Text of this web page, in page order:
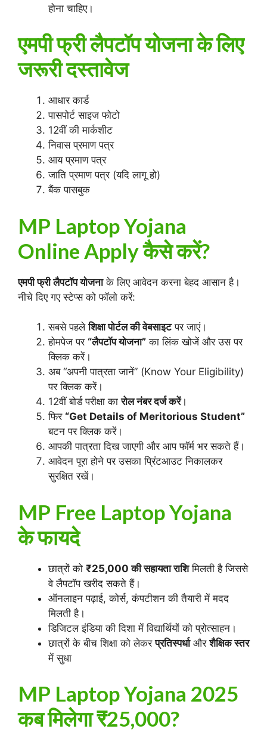
होना चाहिए।
एमपी फ्री लैपटॉप योजना के लिए
जरूरी दस्तावेज
आधार कार्ड
पासपोर्ट साइज फोटो
12वीं की मार्कशीट
निवास प्रमाण पत्र
आय प्रमाण पत्र
जाति प्रमाण पत्र (यदि लागू हो)
बैंक पासबुक
MP Laptop Yojana
Online Apply कैसे करें?
एमपी फ्री लैपटॉप योजनाके लिए आवेदन करना बेहद आसान है।
नीचे दिए गए स्टेप्स को फॉलो करें:
सबसे पहलेशिक्षा पोर्टल की वेबसाइटपर जाएं।
होमपेज पर “लैपटॉप योजना” का लिंक खोजें और उस पर
क्लिक करें।
अब “अपनी पात्रता जानें” (Know Your Eligibility)
पर क्लिक करें।
12वीं बोर्ड परीक्षा कारोल नंबर दर्ज करें।
फिर “Get Details of Meritorious Student”
बटन पर क्लिक करें।
आपकी पात्रता दिख जाएगी और आप फॉर्म भर सकते हैं।
आवेदन पूरा होने पर उसका प्रिंटआउट निकालकर
सुरक्षित रखें।
MP Free Laptop Yojana
के फायदे
छात्रों को ₹25,000 की सहायता राशिमिलती है जिससे
वे लैपटॉप खरीद सकते हैं।
ऑनलाइन पढ़ाई, कोर्स, कंपटीशन की तैयारी में मदद
मिलती है।
डिजिटल इंडिया की दिशा में विद्यार्थियों को प्रोत्साहन।
छात्रों के बीच शिक्षा को लेकरप्रतिस्पर्धाऔरशैक्षिक स्तर
में सुधा
MP Laptop Yojana 2025
कब मिलेगा ₹25,000?